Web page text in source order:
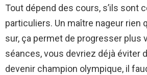
Tout dépend des cours, s’ils sont
particuliers. Un maître nageur rien
sur, ça permet de progresser plus
séances, vous devriez déjà éviter
devenir champion olympique, il